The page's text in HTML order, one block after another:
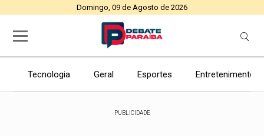
Domingo, 09 de Agosto de 2026
Tecnologia Geral Esportes Entretenimento
PUBLICIDADE